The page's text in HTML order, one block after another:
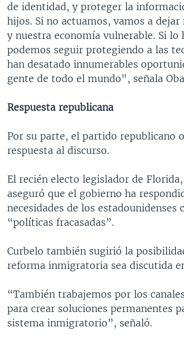
de identidad, y proteger la
hijos. Si no actuamos, vamos a dejar
y nuestra economía vulnerable. Si lo
podemos seguir protegiendo a las
han desatado innumerables
gente de todo el mundo", señala
Respuesta republicana
Por su parte, el partido republicano
respuesta al discurso.
El recién electo legislador de
aseguró que el gobierno ha
necesidades de los estadounidenses
“políticas fracasadas”.
Curbelo también sugirió la
reforma inmigratoria sea discutida
“También trabajemos por los
para crear soluciones permanentes
sistema inmigratorio”, señaló.